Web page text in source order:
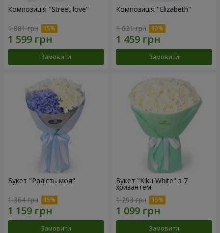
Композиція "Street love"
1 881 грн
Замовити
Композиція "Elizabeth"
1 621 грн
Замовити
Букет "Радість моя"
1 364 грн
Замовити
Букет "Kiku White" з 7
хризантем
1 293 грн
Замовити